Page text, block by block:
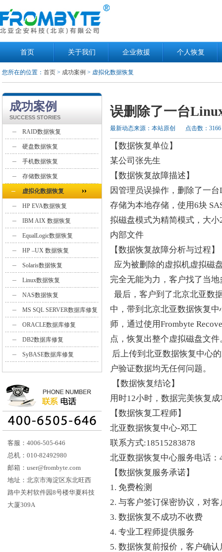
首页 关于我们 企业救援 个人恢复
您所在的位置： 首页> 成功案例 > 虚拟化数据恢复
成功案例
SUCCESS STORIES
RAID数据恢复
硬盘数据恢复
手机数据恢复
存储数据恢复
虚拟化数据恢复
HP EVA数据恢复
IBM AIX 数据恢复
EqualLogic数据恢复
HP –UX 数据恢复
Solaris数据恢复
Linux数据恢复
NAS数据恢复
MS SQL SERVER数据库修复
ORACLE数据库修复
DB2数据库修复
SyBASE数据库修复
客服：4006-505-646
总机：010-82492980
邮箱：user@frombyte.com
地址：北京市海淀区东北旺西
路中关村软件园8号楼华夏科技
大厦309A
误删除了一台
最新动态来源：本站原创 点击数：3166
【数据恢复单位】
某公司张先生
【数据恢复故障描述】
因管理员误操作，删除了一
存储为本地存储，使用6块
拟磁盘模式为精简模式，大
内部文件
【数据恢复故障分析与过程】
应为被删除的虚拟机虚拟磁
完全无能为力，客户找了当
最后，客户到了北京北亚数
中，带到北京北亚数据恢复
师，通过使用Frombyte
点，恢复出整个虚拟磁盘文件
后上传到北亚数据恢复中心
户验证数据均无任何问题。
【数据恢复结论】
用时12小时，数据完美恢复成
【数据恢复工程师】
北亚数据恢复中心-邓工
联系方式:18515283878
北亚数据恢复中心服务电话：
【数据恢复服务承诺】
1. 免费检测
2. 与客户签订保密协议，对
3. 数据恢复不成功不收费
4. 专业工程师提供服务
5. 数据恢复前报价，客户确